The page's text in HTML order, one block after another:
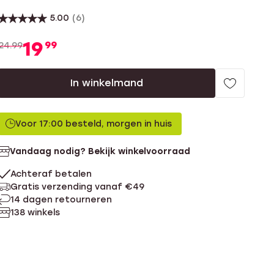
5.00 (6)
19 99
In winkelmand
Voor 17:00 besteld, morgen in huis
Vandaag nodig? Bekijk winkelvoorraad
Achteraf betalen
Gratis verzending vanaf €49
14 dagen retourneren
138 winkels